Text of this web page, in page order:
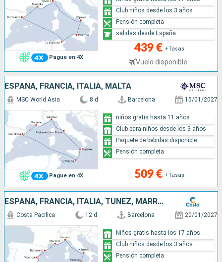
Pague en 4X
439 € +Tasas
Vuelo disponible
Club niños desde los 3 años
Pensión completa
salidas desde España
ESPAÑA, FRANCIA, ITALIA, MALTA
Pague en 4X
MSC World Asia 8 d Barcelona 15/01/2027
509 € +Tasas
niños gratis hasta 11 años
Club para niños desde los 3 años
Paquete de bebidas disponible
Pensión completa
ESPAÑA, FRANCIA, ITALIA, TÚNEZ, MARRUECOS
Costa Pacifica 12 d Barcelona 20/01/2027
Niños gratis hasta los 17 años
Club niños desde los 3 años
Pensión completa